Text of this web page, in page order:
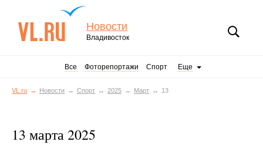
Новости
Владивосток
Все Фоторепортажи Спорт Еще
VL.ru Новости Спорт 2025 Март 13
13 марта 2025